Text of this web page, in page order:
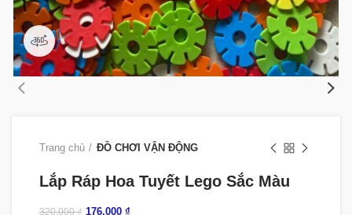
360 product view
Trang chủ ĐỒ CHƠI VẬN ĐỘNG
Lắp Ráp Hoa Tuyết Lego Sắc Màu
320,000₫ 176,000 ₫